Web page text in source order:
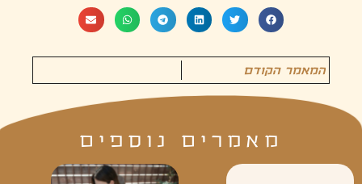
המאמר הקודם
מאמרים נוספים